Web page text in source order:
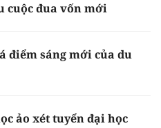
cuộc đua vốn mới
điểm sáng mới của du
ảo xét tuyển đại học